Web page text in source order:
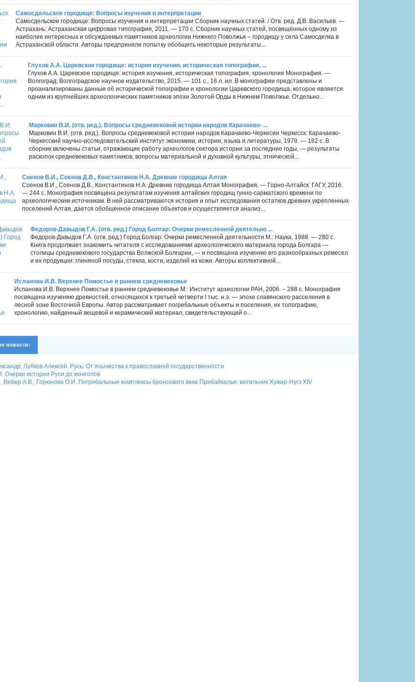
Самосдельское городище: Вопросы изучения и интерпретации
Самосдельское городище: Вопросы изучения и интерпретации Сборник научных статей. / Отв. ред. Д.В. Васильев. —
Астрахань: Астраханская цифровая типография, 2011. — 170 с. Сборник научных статей, посвящённых одному из
наиболее интересных и обсуждаемых памятников археологии Нижнего Поволжья – городищу у села Самосделка в
Астраханской области. Авторы предприняли попытку обобщить некоторые результаты...
Глухов А.А. Царевское городище: история изучения, историческая топография, ...
Глухов А.А. Царевское городище: история изучения, историческая топография, хронология Монография. —
Волгоград: Волгоградское научное издательство, 2015. — 101 c., 16 л. ил. В монографии представлены и
проанализированы данные об исторической топографии и хронологии Царевского городища, которое является
одним из крупнейших археологических памятников эпохи Золотой Орды в Нижнем Поволжье. Отдельно...
Марковин В.И. (отв. ред.). Вопросы средневековой истории народов Карачаево- ...
Марковин В.И. (отв. ред.). Вопросы средневековой истории народов Карачаево-Черкесии Черкесск: Карачаево-
Черкесский научно-исследовательский институт экономики, истории, языка и литературы, 1979. — 182 с. В
сборник включены статьи, отражающие работу археологов сектора истории за последние годы, — результаты
раскопок средневековых памятников, вопросы материальной и духовной культуры, этнической...
Соенов В.И., Соенов Д.В., Константинов Н.А. Древние городища Алтая
Соенов В.И., Соенов Д.В., Константинов Н.А. Древние городища Алтая Монография. — Горно-Алтайск: ГАГУ, 2016.
— 244 с. Монография посвящена результатам изучения алтайских городищ гунно-сарматского времени по
археологическим источникам. В ней рассматриваются история и опыт исследования остатков древних укрепленных
поселений Алтая, дается обобщенное описание объектов и осуществляется анализ...
Федоров-Давыдов Г.А. (отв. ред.) Город Болгар: Очерки ремесленной деятельно ...
Федоров-Давыдов Г.А. (отв. ред.) Город Болгар: Очерки ремесленной деятельности М.: Наука, 1988. — 280 с.
Книга продолжает знакомить читателя с исследованиями археологического материала города Болгара —
столицы средневекового государства Волжской Болгарии, — и посвящена изучению его разнообразных ремесел
и их продукции: глиняной посуды, стекла, кости, изделий из кожи. Авторы коллективной...
Исланова И.В. Верхнее Помостье в раннем средневековье
Исланова И.В. Верхнее Помостье в раннем средневековье М.: Институт археологии РАН, 2006. – 288 с. Монография
посвящена изучению древностей, относящихся к третьей четверти I тыс. н.э. — эпохе славянского расселения в
лесной зоне Восточной Европы. Автор рассматривает погребальные объекты и поселения, их топографию,
хронологию, найденный вещевой и керамический материал, свидетельствующий о...
новости:
Лубков Алексей. Русь: От язычества к православной государственности
Очерки истории Руси до монголов
Вебер А.В., Горюнова О.И. Погребальные комплексы бронзового века Прибайкалья: могильник Хужир-Нугэ XIV